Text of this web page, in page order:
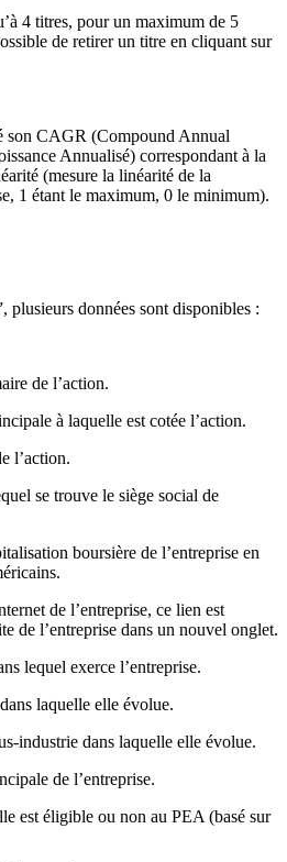
4 titres, pour un maximum de 5
de retirer un titre en cliquant sur
son CAGR (Compound Annual
Annualisé) correspondant à la
(mesure la linéarité de la
1 étant le maximum, 0 le minimum).
plusieurs données sont disponibles :
de l’action.
à laquelle est cotée l’action.
l’action.
se trouve le siège social de
boursière de l’entreprise en
de l’entreprise, ce lien est
de l’entreprise dans un nouvel onglet.
lequel exerce l’entreprise.
laquelle elle évolue.
industrie dans laquelle elle évolue.
de l’entreprise.
est éligible ou non au PEA (basé sur